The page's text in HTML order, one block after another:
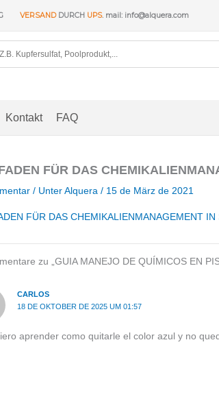
VERSANDDURCH UPS. mail: info@alquera.com
Kontakt FAQ
FÜR DAS
/ UnterAlquera / 15 de März de 2021
FÜR DAS CHEMIKALIENMANAGEMENT IN
zu „GUIA MANEJO DE QUÍMICOS EN
CARLOS
18 DE OKTOBER DE 2025 UM 01:57
aprender como quitarle el color azul y no